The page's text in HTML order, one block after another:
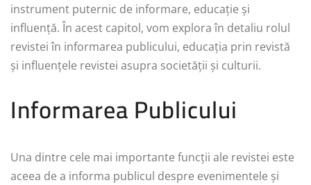
instrument puternic de informare, educație și
influență. În acest capitol, vom explora în detaliu rolul
revistei în informarea publicului, educația prin revistă
și influențele revistei asupra societății și culturii.
Informarea Publicului
Una dintre cele mai importante funcții ale revistei este
aceea de a informa publicul despre evenimentele și